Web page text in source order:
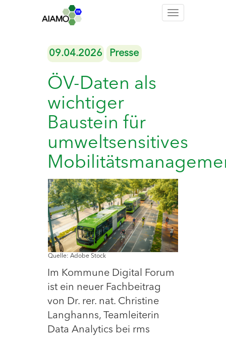
Toggle
09.04.2026 Presse
ÖV-Daten als
wichtiger
Baustein für
umweltsensitives
Quelle: Adobe Stock
Im Kommune Digital Forum
ist ein neuer Fachbeitrag
von Dr. rer. nat. Christine
Langhanns, Teamleiterin
Data Analytics bei rms